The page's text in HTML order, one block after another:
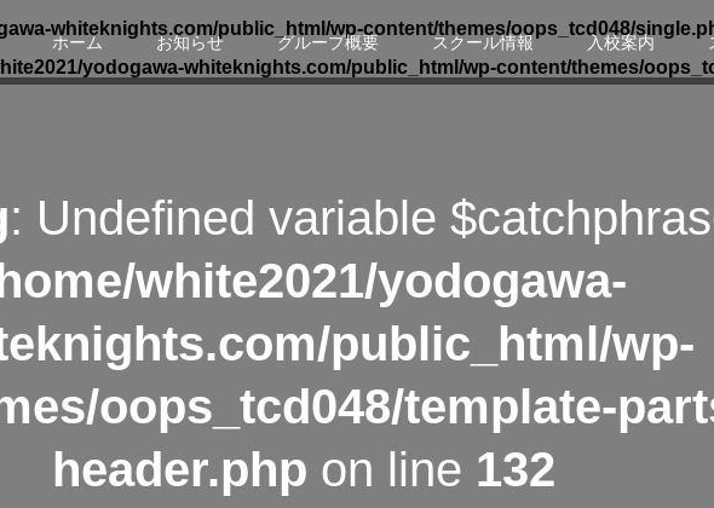
ホーム お知らせ グループ概要 スクール情報 入校案内
whiteknights.com/public_html/wp-content/themes/oops_tcd048/
yodogawa-whiteknights.com/public_html/wp-content/themes/
: Undefined variable
white2021/yodogawa-
public_html/wp-
oops_tcd048/template-
header.php on line 132